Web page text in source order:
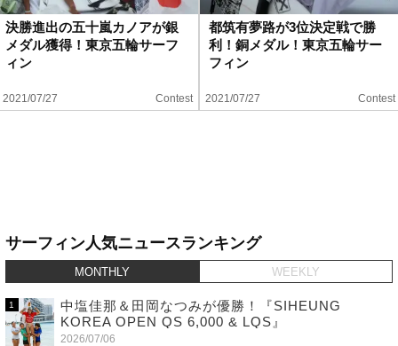
決勝進出の五十嵐カノアが銀
メダル獲得！東京五輪サーフ
ィン
2021/07/27 Contest
都筑有夢路が3位決定戦で勝
利！銅メダル！東京五輪サー
フィン
2021/07/27 Contest
サーフィン人気ニュースランキング
MONTHLY WEEKLY
中塩佳那＆田岡なつみが優勝！『SIHEUNG
KOREA OPEN QS 6,000 & LQS』
2026/07/06